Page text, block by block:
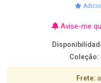
Avise-me
Coleção:
Frete: